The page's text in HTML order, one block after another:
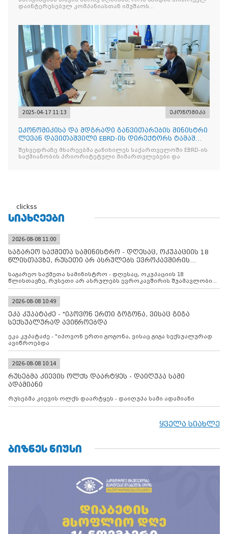
დაინტერესებულ კომპანიასთან იმუშაოს
2025-04-17 11:13 ეკონომიკა
ეკონომიკისა და მდგრადი განვითარების მინისტრი
ლევან დავითაშვილი EBRD-ის დირექტორს ტამაშ
ვოჟნიტს შეხვდ
შეხვედრაზე მხარეებმა განიხილეს საქართველოში EBRD-ის
საქმიანობის პრიორიტეტული მიმართულებები და
clickss
ᲡᲘᲐᲮᲚᲔᲔᲑᲘ
2026-08-08 11:00
საგარეო საქმეთა სამინისტრო - დღესაც, ოკუპაციის 18
წლისთავზე, რუსეთი არ ასრულებს ევროკავშირის
საგარეო საქმეთა სამინისტრო - დღესაც, ოკუპაციის 18
წლისთავზე, რუსეთი არ ასრულებს ევროკავშირის შუამავლობით
დადებულ 2008 წლის 12 აგვისტოს ცეცხლის შეწყვეტის
კონტროლს ოკუპირებულ რეგიონებში, აგრძელებს მათი
მილიტარიზაციის პროცესს და აქტიურად დგამს ნაბიჯებს მათი
ფაქტობრივი ანექსიისკენ
2026-08-08 10:49
ეკა კუპატაძე - "იპოვონ ერთი გოგონა, ვისაც გიგა
სექსუალურად ავიწროებდა
ეკა კუპატაძე - "იპოვონ ერთი გოგონა, ვისაც გიგა სექსუალურად
ავიწროებდა
2026-08-08 10:14
რუსებმა კიევის ოლქს დაარტყეს - დაიღუპა სამი
ადამიანი
რუსებმა კიევის ოლქს დაარტყეს - დაიღუპა სამი ადამიანი
ყველა სიახლე
ᲑᲘᲖᲜᲔᲡ ᲜᲘᲣᲡᲘ